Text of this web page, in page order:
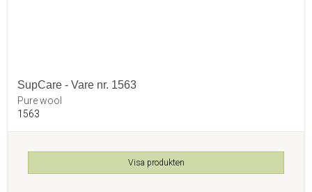
SupCare - Vare nr. 1563
Pure wool
1563
Visa produkten